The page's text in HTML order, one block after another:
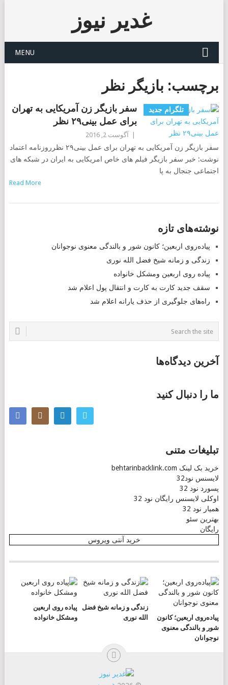
غدیر نیوز
MENU
برچسب: بازیگر نظر
تلگرام جدید
سفر بازیگر زن آمریکایی به تهران
برای عمل بینی۲۹ نظر
آگوست 2, 2016
سفر بازیگر زن آمریکایی به تهران برای عمل بینی۲۹ نظرروزنامه اعتماد
نوشت: خبر سفر بازیگر فیلم های خاص امریکایی به ایران در شبکه های
اجتماعی جنجال به پا
Read More
POSTS
NAVIGATION
نوشته‌های تازه
پیاده‌روی اربعین؛ کانون شور و بالندگی معنوی نوجوانان
زندگی و زمانه شیخ فضل الله نوری
پیاده روی اربعین ومشکل خانواده
سقف جدید کارت به کارت و انتقال پول اعلام شد
راه‌های جلوگیری از حذف یارانه اعلام شد
آخرین دیدگاه‌ها
ما را دنبال کنید
تبلیغات متنی
خرید بک لینک behtarinbacklink.com
لایسنس نود32
پسورد نود 32
اوکلی لایسنس رایگان نود 32
همیار نود 32
بهترین سئو
رایگان
خرید آنتی ویروس
پیاده‌روی اربعین؛ کانون
شور و بالندگی معنوی
نوجوانان
زندگی و زمانه شیخ فضل
الله نوری
پیاده روی اربعین
ومشکل خانواده